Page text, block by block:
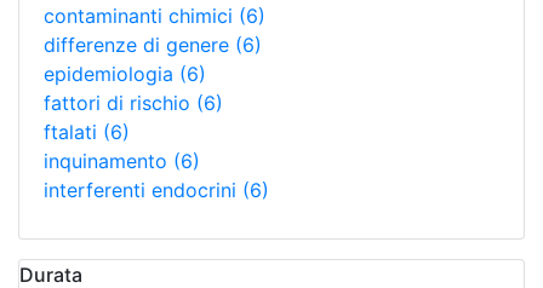
contaminanti chimici (6)
differenze di genere (6)
epidemiologia (6)
fattori di rischio (6)
ftalati (6)
inquinamento (6)
interferenti endocrini (6)
Durata